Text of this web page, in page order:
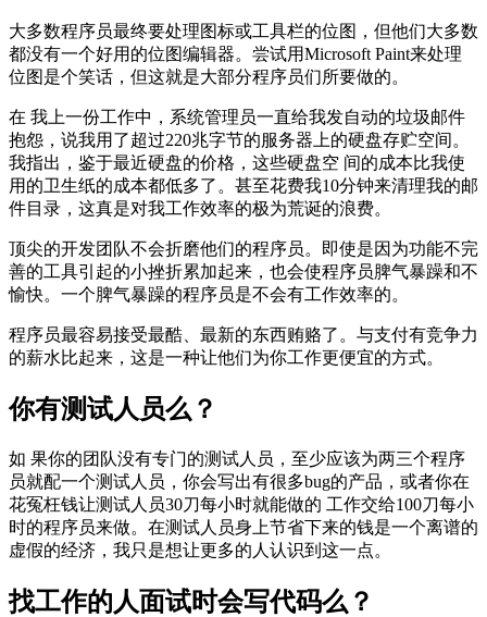
大多数程序员最终要处理图标或工具栏的位图，但他们大多数
都没有一个好用的位图编辑器。尝试用Microsoft Paint来处理
位图是个笑话，但这就是大部分程序员们所要做的。
在 我上一份工作中，系统管理员一直给我发自动的垃圾邮件
抱怨，说我用了超过220兆字节的服务器上的硬盘存贮空间。
我指出，鉴于最近硬盘的价格，这些硬盘空 间的成本比我使
用的卫生纸的成本都低多了。甚至花费我10分钟来清理我的邮
件目录，这真是对我工作效率的极为荒诞的浪费。
顶尖的开发团队不会折磨他们的程序员。即使是因为功能不完
善的工具引起的小挫折累加起来，也会使程序员脾气暴躁和不
愉快。一个脾气暴躁的程序员是不会有工作效率的。
程序员最容易接受最酷、最新的东西贿赂了。与支付有竞争力
的薪水比起来，这是一种让他们为你工作更便宜的方式。
你有测试人员么？
如 果你的团队没有专门的测试人员，至少应该为两三个程序
员就配一个测试人员，你会写出有很多bug的产品，或者你在
花冤枉钱让测试人员30刀每小时就能做的 工作交给100刀每小
时的程序员来做。在测试人员身上节省下来的钱是一个离谱的
虚假的经济，我只是想让更多的人认识到这一点。
找工作的人面试时会写代码么？